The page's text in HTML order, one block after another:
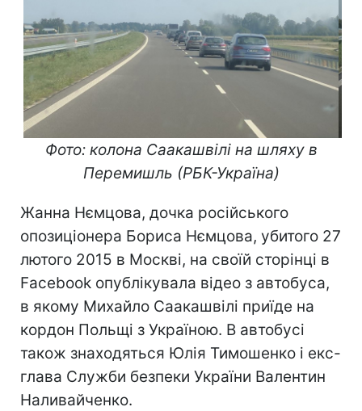
Фото: колона Саакашвілі на шляху в
Перемишль (РБК-Україна)
Жанна Нємцова, дочка російського
опозиціонера Бориса Нємцова, убитого 27
лютого 2015 в Москві, на своїй сторінці в
Facebook опублікувала відео з автобуса,
в якому Михайло Саакашвілі приїде на
кордон Польщі з Україною. В автобусі
також знаходяться Юлія Тимошенко і екс-
глава Служби безпеки України Валентин
Наливайченко.